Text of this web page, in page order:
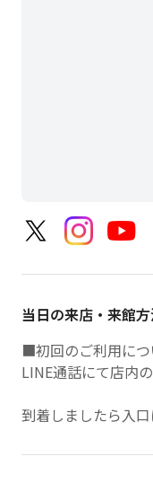
当日の来店・来館
■初回のご利用につ
LINE通話にて店内
到着しましたら入
LINEメニュー左上